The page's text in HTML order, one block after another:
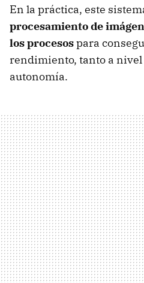
En la práctica, este
procesamiento de
los procesospara
rendimiento, tanto a nivel
autonomía.